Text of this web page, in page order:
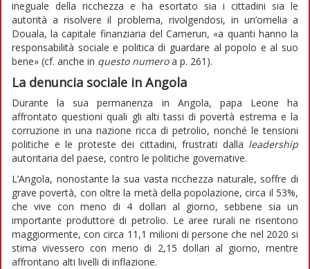
ineguale della ricchezza e ha esortato sia i cittadini sia le
autorità a risolvere il problema, rivolgendosi, in un’omelia a
Douala, la capitale finanziaria del Camerun, «a quanti hanno la
responsabilità sociale e politica di guardare al popolo e al suo
bene» (cf. anche in questo numeroa p. 261).
La denuncia sociale in Angola
Durante la sua permanenza in Angola, papa Leone ha
affrontato questioni quali gli alti tassi di povertà estrema e la
corruzione in una nazione ricca di petrolio, nonché le tensioni
politiche e le proteste dei cittadini, frustrati dalla leadership
autoritaria del paese, contro le politiche governative.
L’Angola, nonostante la sua vasta ricchezza naturale, soffre di
grave povertà, con oltre la metà della popolazione, circa il 53%,
che vive con meno di 4 dollari al giorno, sebbene sia un
importante produttore di petrolio. Le aree rurali ne risentono
maggiormente, con circa 11,1 milioni di persone che nel 2020 si
stima vivessero con meno di 2,15 dollari al giorno, mentre
affrontano alti livelli di inflazione.